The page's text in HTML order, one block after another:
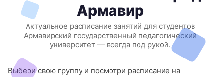
Армавир
Актуальное расписание занятий для студентов
Армавирский государственный педагогический
университет — всегда под рукой.
Выбери свою группу и посмотри расписание на